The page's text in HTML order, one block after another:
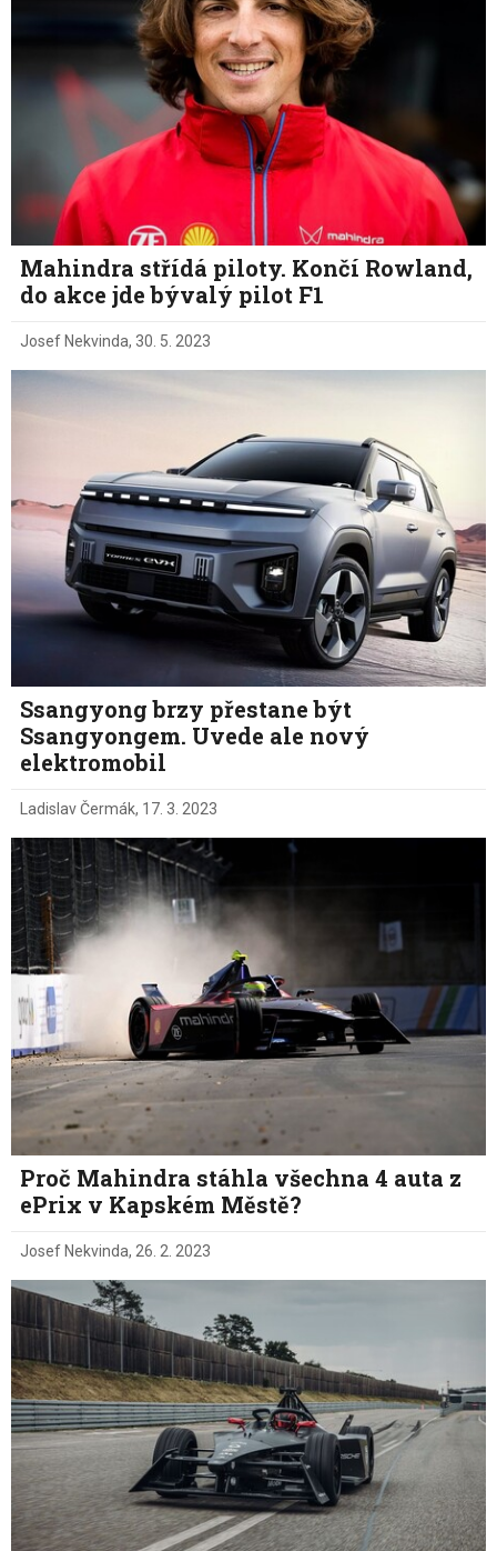
Mahindra střídá piloty. Končí Rowland,
do akce jde bývalý pilot F1
Josef Nekvinda, 30. 5. 2023
Ssangyong brzy přestane být
Ssangyongem. Uvede ale nový
elektromobil
Ladislav Čermák, 17. 3. 2023
Proč Mahindra stáhla všechna 4 auta z
ePrix v Kapském Městě?
Josef Nekvinda, 26. 2. 2023